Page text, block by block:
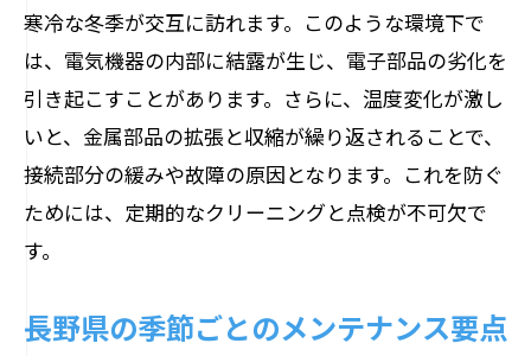
寒冷な冬季が交互に訪れます。このような環境下で
は、電気機器の内部に結露が生じ、電子部品の劣化を
引き起こすことがあります。さらに、温度変化が激し
いと、金属部品の拡張と収縮が繰り返されることで、
接続部分の緩みや故障の原因となります。これを防ぐ
ためには、定期的なクリーニングと点検が不可欠で
す。
長野県の季節ごとのメンテナンス要点